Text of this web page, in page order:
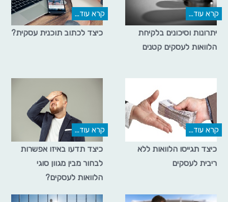
קרא עוד...
יתרונות וסיכונים בלקיחת
הלוואות לעסקים קטנים
קרא עוד...
כיצד לכתוב תוכנית עסקית?
קרא עוד...
כיצד תגייסו הלוואות ללא
ריבית לעסקים
קרא עוד...
כיצד תדעו באיזו אפשרות
לבחור מבין מגוון סוגי
הלוואות לעסקים?